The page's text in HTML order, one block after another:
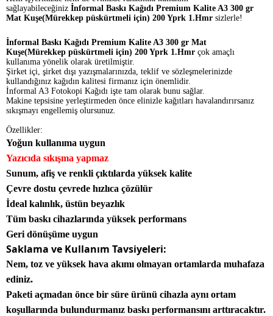
sağlayabileceğiniz İnformal Baskı Kağıdı Premium Kalite A3 300 gr
Mat Kuşe(Mürekkep püskürtmeli için) 200 Yprk 1.Hmr sizlerle!
İnformal Baskı Kağıdı Premium Kalite A3 300 gr Mat
Kuşe(Mürekkep püskürtmeli için) 200 Yprk 1.Hmr çok amaçlı
kullanıma yönelik olarak üretilmiştir.
Şirket içi, şirket dışı yazışmalarınızda, teklif ve sözleşmelerinizde
kullandığınız kağıdın kalitesi firmanız için önemlidir.
İnformal A3 Fotokopi Kağıdı işte tam olarak bunu sağlar.
Makine tepsisine yerleştirmeden önce elinizle kağıtları havalandırırsanız
sıkışmayı engellemiş olursunuz.
Özellikler:
Yoğun kullanıma uygun
Yazıcıda sıkışma yapmaz
Sunum, afiş ve renkli çıktılarda yüksek kalite
Çevre dostu çevrede hızlıca çözülür
İdeal kalınlık, üstün beyazlık
Tüm baskı cihazlarında yüksek performans
Geri dönüşüme uygun
Saklama ve Kullanım Tavsiyeleri:
Nem, toz ve yüksek hava akımı olmayan ortamlarda muhafaza
ediniz.
Paketi açmadan önce bir süre ürünü cihazla aynı ortam
koşullarında bulundurmanız baskı performansını arttıracaktır.